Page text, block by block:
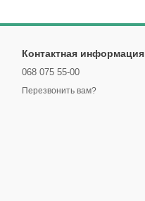
Контактная информация
068 075 55-00
Перезвонить вам?